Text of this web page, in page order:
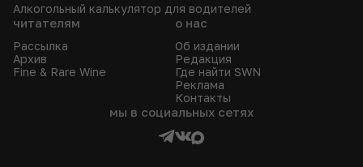
Алкогольный калькулятор для водителей
читателям
Рассылка
Архив
Fine & Rare Wine
о нас
Об издании
Редакция
Где найти SWN
Реклама
Контакты
мы в социальных сетях